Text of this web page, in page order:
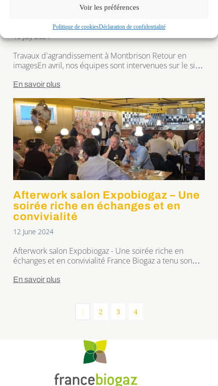
Voir les préférences
Politique de cookiesDéclaration de confidentialité
Travaux d’agrandissement à
10 July 2024
Travaux d'agrandissement à Montbrison Retour en
imagesEn avril, nos équipes sont intervenues sur le site
ajouter une cuve sur la partie réception des intrants du
m³ utiles, modification des canalisations pour intégrer la
cuve à l'existant […]
En savoir plus
Afterwork salon Expobiogaz – Une
soirée riche en échanges et en
convivialité
12 June 2024
Afterwork salon Expobiogaz - Une soirée riche en
échanges et en convivialité France Biogaz a tenu son
riche en rencontres au salon Expobiogaz, France Biogaz
d'échanger sur la […]
En savoir plus
1 2 3 4